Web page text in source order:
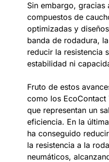
Sin embargo, gracias
compuestos de
optimizadas y
banda de rodadura,
reducir la resistencia
estabilidad ni
Fruto de estos
como los EcoContact
que representan un
eficiencia. En la
ha conseguido
la resistencia a la
neumáticos,